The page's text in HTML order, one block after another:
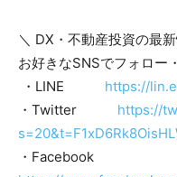
＼ DX・不動産投資の最
お好きなSNSでフォロー
・LINE https://
・Twitter https://
・Facebook